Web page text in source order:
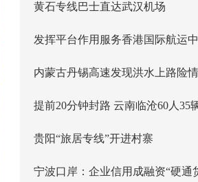
黄石专线巴士直达武汉机场
发挥平台作用服务香港国际航运
提前20分钟封路 云南临沧60人35
贵阳“旅居专线”开进村寨
宁波口岸：企业信用成融资“硬通